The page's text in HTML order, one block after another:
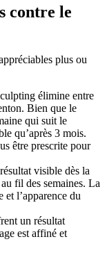
contre le
plus ou
élimine entre
Bien que le
qui suit le
qu’après 3 mois.
être prescrite pour
visible dès la
fil des semaines. La
et l’apparence du
un résultat
est affiné et